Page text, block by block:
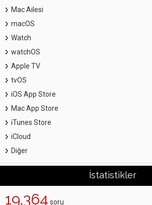
Mac Ailesi
macOS
Watch
watchOS
Apple TV
tvOS
iOS App Store
Mac App Store
iTunes Store
iCloud
Diğer
İstatistikler
19,364 soru